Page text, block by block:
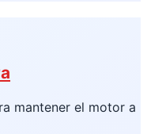
mantener el motor a